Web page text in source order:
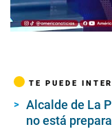
00:00/02:25
TE PUEDE
Alcalde de La
no está